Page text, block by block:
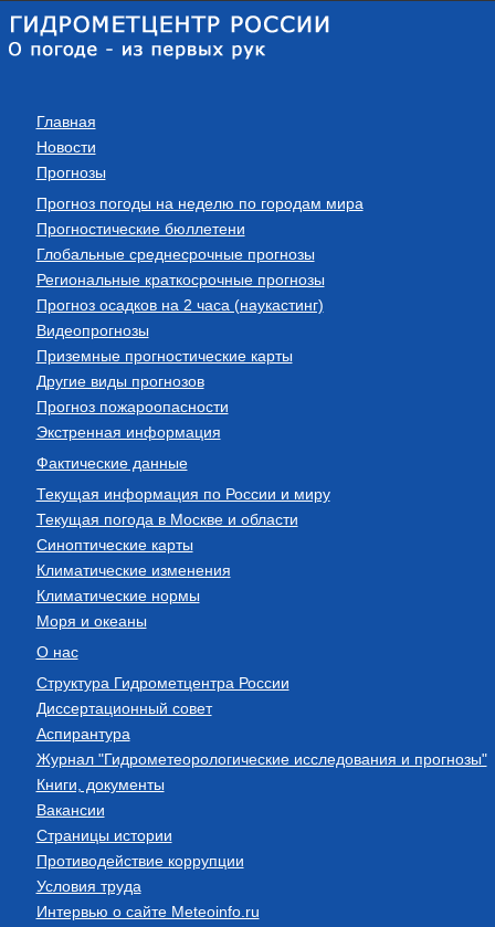
Главная
Новости
Прогнозы
Прогноз погоды на неделю по городам мира
Прогностические бюллетени
Глобальные среднесрочные прогнозы
Региональные краткосрочные прогнозы
Прогноз осадков на 2 часа (наукастинг)
Видеопрогнозы
Приземные прогностические карты
Другие виды прогнозов
Прогноз пожароопасности
Экстренная информация
Фактические данные
Текущая информация по России и миру
Текущая погода в Москве и области
Синоптические карты
Климатические изменения
Климатические нормы
Моря и океаны
О нас
Структура Гидрометцентра России
Диссертационный совет
Аспирантура
Журнал "Гидрометеорологические исследования и прогнозы"
Книги, документы
Вакансии
Страницы истории
Противодействие коррупции
Условия труда
Интервью о сайте Meteoinfo.ru